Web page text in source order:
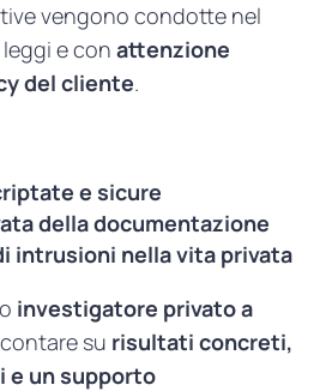
vengono condotte nel
e conattenzione
del cliente.
e sicure
della documentazione
intrusioni nella vita privata
investigatore privato a
su risultati concreti,
e un supporto